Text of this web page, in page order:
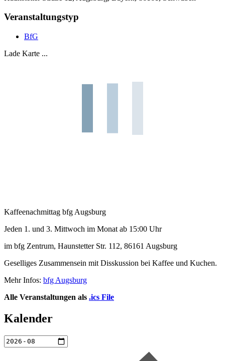
Veranstaltungstyp
BfG
Lade Karte ...
Kaffeenachmittag bfg Augsburg
Jeden 1. und 3. Mittwoch im Monat ab 15:00 Uhr
im bfg Zentrum, Haunstetter Str. 112, 86161 Augsburg
Geselliges Zusammensein mit Disskussion bei Kaffee und Kuchen.
Mehr Infos: bfg Augsburg
Alle Veranstaltungen als .ics File
Kalender